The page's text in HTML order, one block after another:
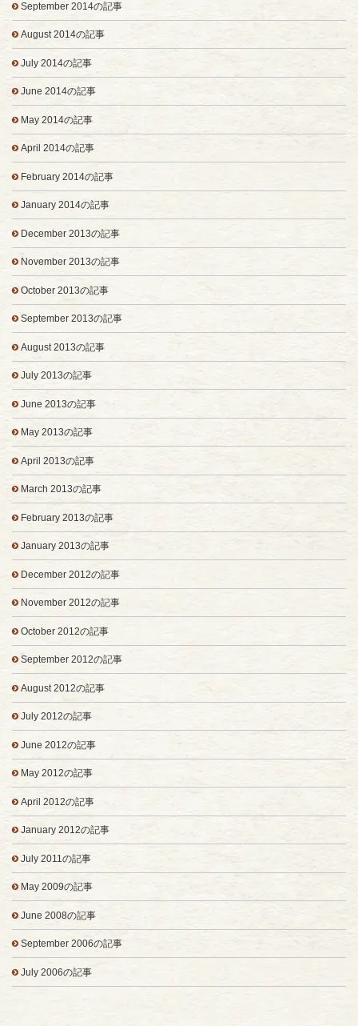
September 2014の記事
August 2014の記事
July 2014の記事
June 2014の記事
May 2014の記事
April 2014の記事
February 2014の記事
January 2014の記事
December 2013の記事
November 2013の記事
October 2013の記事
September 2013の記事
August 2013の記事
July 2013の記事
June 2013の記事
May 2013の記事
April 2013の記事
March 2013の記事
February 2013の記事
January 2013の記事
December 2012の記事
November 2012の記事
October 2012の記事
September 2012の記事
August 2012の記事
July 2012の記事
June 2012の記事
May 2012の記事
April 2012の記事
January 2012の記事
July 2011の記事
May 2009の記事
June 2008の記事
September 2006の記事
July 2006の記事